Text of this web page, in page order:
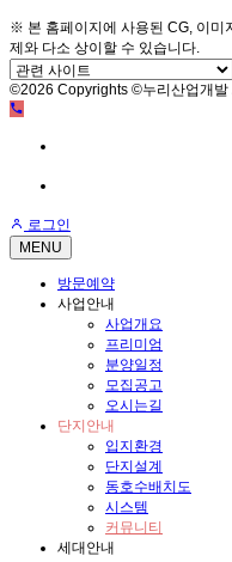
※ 본 홈페이지에 사용된 CG, 이미
제와 다소 상이할 수 있습니다.
©2026 Copyrights ©누리산업개발
로그인
MENU
방문예약
사업안내
사업개요
프리미엄
분양일정
모집공고
오시는길
단지안내
입지환경
단지설계
동호수배치도
시스템
커뮤니티
세대안내